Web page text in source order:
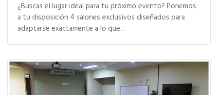
¿Buscas el lugar ideal para tu próximo evento? Ponemos
a tu disposición 4 salones exclusivos diseñados para
adaptarse exactamente a lo que…